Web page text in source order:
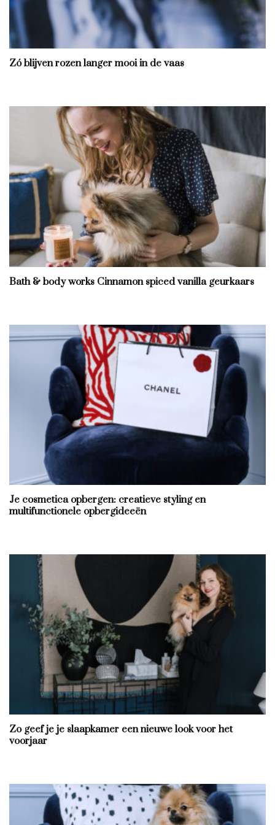
Zó blijven rozen langer mooi in de vaas
Bath & body works Cinnamon spiced vanilla geurkaars
Je cosmetica opbergen: creatieve styling en
multifunctionele opbergideeën
Zo geef je je slaapkamer een nieuwe look voor het
voorjaar